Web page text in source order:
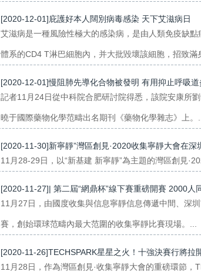
[2020-12-01]庇護好本人闊別病毒感染 天下艾滋病日
艾滋病是一種風險性極大的感染病，是由人類免疫缺
體系的CD4 T淋巴細胞內，并大批毀壞該細胞，招致滿
[2020-12-01]慢阻肺先導化合物被發明 有用抑止呼吸
記者11月24日從中科院合肥研討院得悉，該院安康所
曉于國際藥物化學范疇出名期刊《藥物化學雜志》上。...
[2020-11-30]新寧靜”灣區創見·2020收集寧靜大會在深
11月28-29日，以“新基建 新寧靜”為主題的灣區創見
[2020-11-27]| 第二屆“網鼎杯”線下賽重磅開賽 2000人
11月27日，由國度收集與信息寧靜信息傳遞中間、深
賽，創始環球范疇內最大范圍的收集寧靜比賽現場。...
[2020-11-26]TECHSPARK星星之火！十強決賽行將拉
11月28日，作為灣區創見·收集寧靜大會的重磅環節